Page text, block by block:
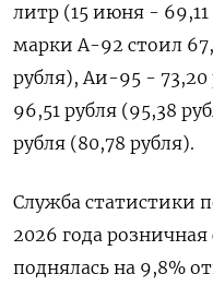
‌литр (15 июня -
марки ​А-92 стоил
рубля), Аи-95 - 73,20
96,51 рубля (95,38
рубля (80,78 рубля).
Служба статистики
2026 года
поднялась на 9,8%